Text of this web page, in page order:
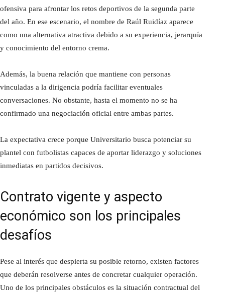
ofensiva para afrontar los retos deportivos de la segunda parte
del año. En ese escenario, el nombre de Raúl Ruidíaz aparece
como una alternativa atractiva debido a su experiencia, jerarquía
y conocimiento del entorno crema.
Además, la buena relación que mantiene con personas
vinculadas a la dirigencia podría facilitar eventuales
conversaciones. No obstante, hasta el momento no se ha
confirmado una negociación oficial entre ambas partes.
La expectativa crece porque Universitario busca potenciar su
plantel con futbolistas capaces de aportar liderazgo y soluciones
inmediatas en partidos decisivos.
Contrato vigente y aspecto
económico son los principales
desafíos
Pese al interés que despierta su posible retorno, existen factores
que deberán resolverse antes de concretar cualquier operación.
Uno de los principales obstáculos es la situación contractual del